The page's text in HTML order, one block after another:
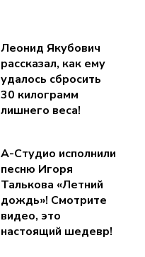
Леонид Якубович
рассказал, как ему
удалось сбросить
30 килограмм
лишнего веса!
А-Студио исполнили
песню Игоря
Талькова «Летний
дождь»! Смотрите
видео, это
настоящий шедевр!